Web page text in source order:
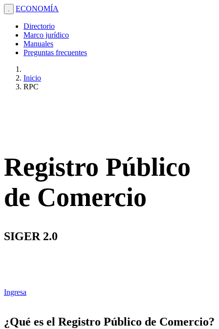
. ECONOMÍA
Directorio
Marco jurídico
Manuales
Preguntas frecuentes
Inicio
RPC
Registro Público
de Comercio
SIGER 2.0
Ingresa
¿Qué es el Registro Público de Comercio?